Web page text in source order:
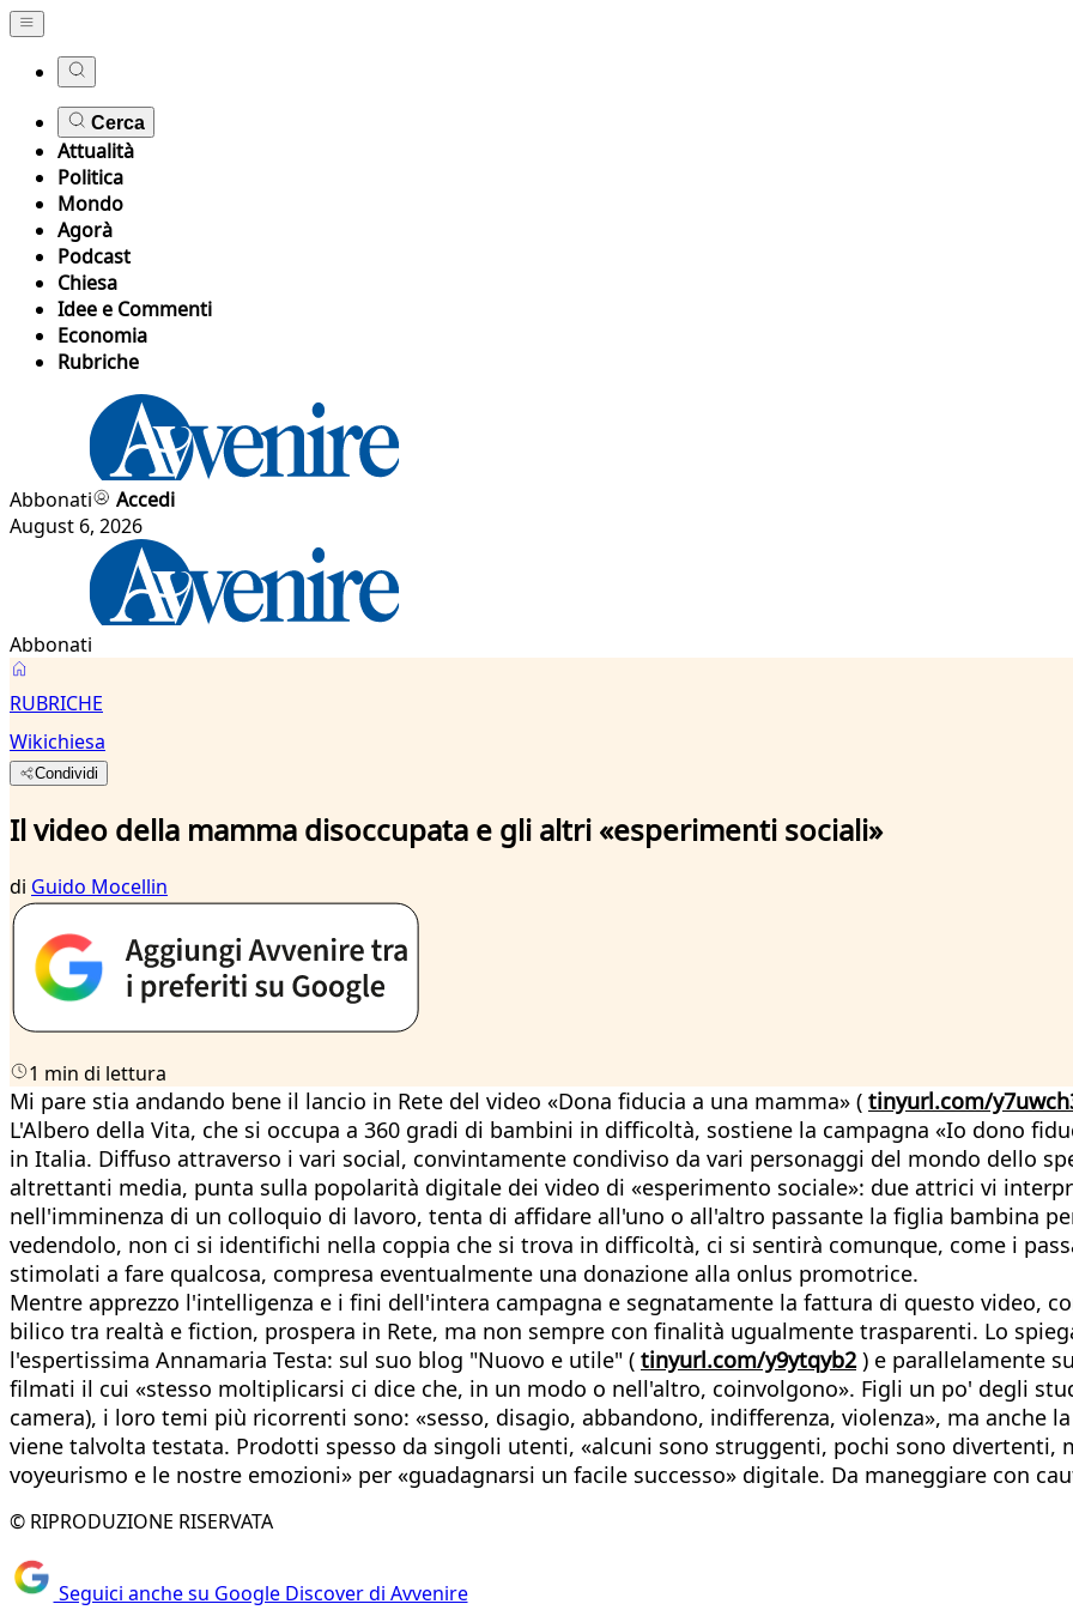
Cerca
Attualità
Politica
Mondo
Agorà
Podcast
Chiesa
Idee e Commenti
Economia
Rubriche
Abbonati
Accedi
August 6, 2026
Abbonati
RUBRICHE
Wikichiesa
Condividi
Il video della mamma disoccupata e gli altri «esperimenti sociali»
di Guido Mocellin
1 min di lettura
Mi pare stia andando bene il lancio in Rete del video «Dona fiducia a una mamma» ( tinyurl.com/
L'Albero della Vita, che si occupa a 360 gradi di bambini in difficoltà, sostiene la campagna «Io dono
in Italia. Diffuso attraverso i vari social, convintamente condiviso da vari personaggi del mondo dello
altrettanti media, punta sulla popolarità digitale dei video di «esperimento sociale»: due attrici vi
nell'imminenza di un colloquio di lavoro, tenta di affidare all'uno o all'altro passante la figlia bambina
vedendolo, non ci si identifichi nella coppia che si trova in difficoltà, ci si sentirà comunque, come i
stimolati a fare qualcosa, compresa eventualmente una donazione alla onlus promotrice.
Mentre apprezzo l'intelligenza e i fini dell'intera campagna e segnatamente la fattura di questo video,
bilico tra realtà e fiction, prospera in Rete, ma non sempre con finalità ugualmente trasparenti. Lo
l'espertissima Annamaria Testa: sul suo blog "Nuovo e utile" ( tinyurl.com/y9ytqyb2) e parallelamente
filmati il cui «stesso moltiplicarsi ci dice che, in un modo o nell'altro, coinvolgono». Figli un po' degli
camera), i loro temi più ricorrenti sono: «sesso, disagio, abbandono, indifferenza, violenza», ma anche
viene talvolta testata. Prodotti spesso da singoli utenti, «alcuni sono struggenti, pochi sono divertenti,
voyeurismo e le nostre emozioni» per «guadagnarsi un facile successo» digitale. Da maneggiare con
© RIPRODUZIONE RISERVATA
Seguici anche su Google Discover di Avvenire